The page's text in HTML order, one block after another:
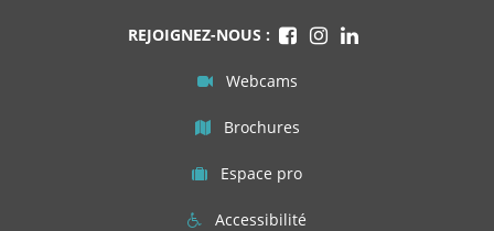
REJOIGNEZ-NOUS :
Webcams
Brochures
Espace pro
Accessibilité